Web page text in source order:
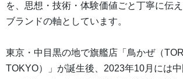
を、思想・技術・体験価値ごと丁寧に伝え
ブランドの軸としています。
東京・中目黒の地で旗艦店「鳥かぜ（
TOKYO）」が誕生後、2023年10月には